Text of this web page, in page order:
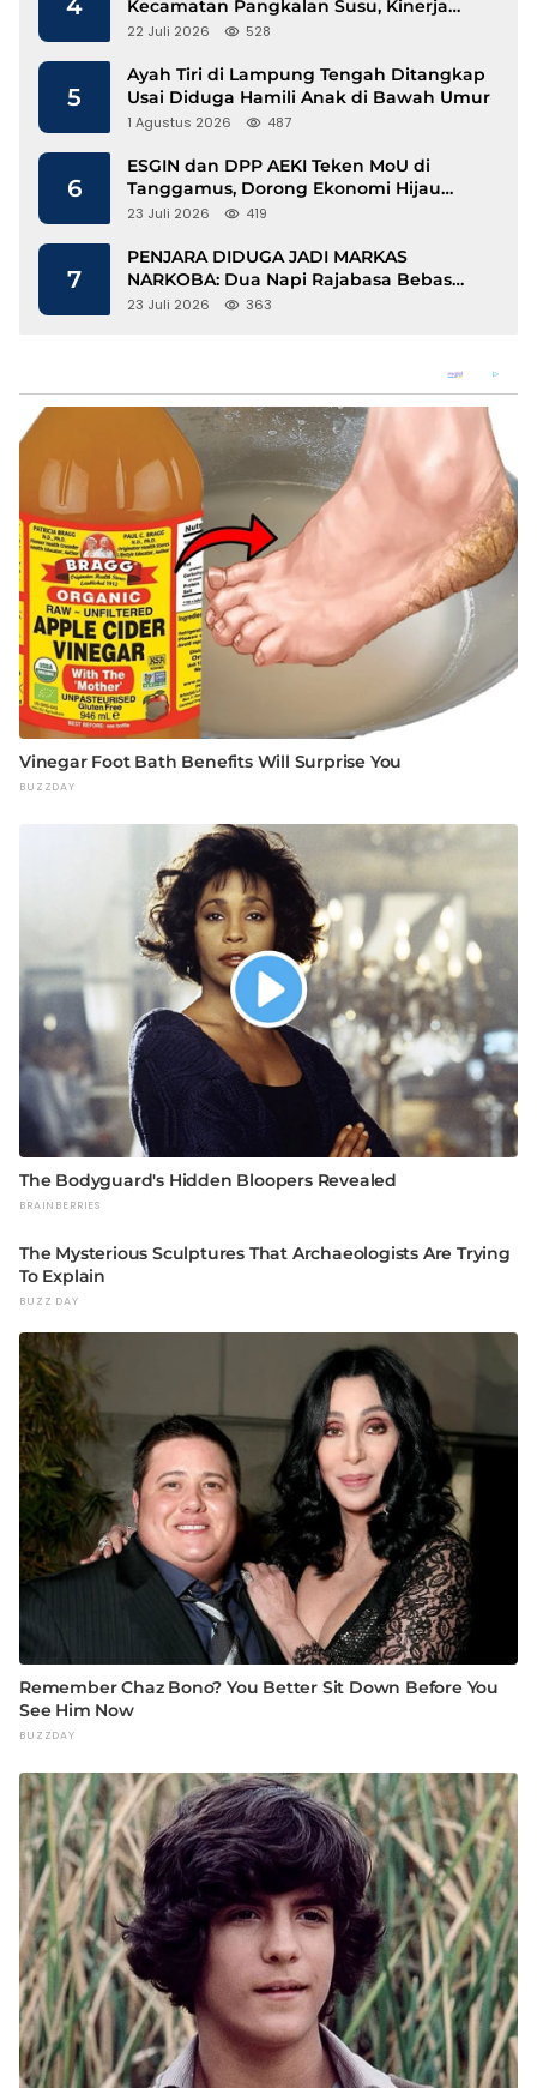
4
Kecamatan Pangkalan Susu, Kinerja
Disdukcapil Langkat Disorot
22 Juli 2026 528
5
Ayah Tiri di Lampung Tengah Ditangkap
Usai Diduga Hamili Anak di Bawah Umur
1 Agustus 2026 487
6
ESGIN dan DPP AEKI Teken MoU di
Tanggamus, Dorong Ekonomi Hijau
Berbasis Kopi dan Perdagangan Karbon
23 Juli 2026 419
7
PENJARA DIDUGA JADI MARKAS
NARKOBA: Dua Napi Rajabasa Bebas
Gunakan HP, Muncul Dugaan
23 Juli 2026 363